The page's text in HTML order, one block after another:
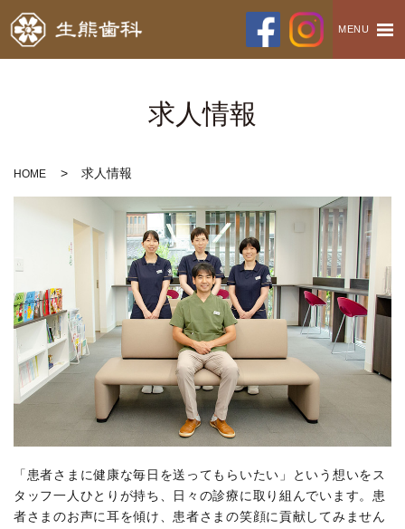
MENU
求人情報
HOME 求人情報
「患者さまに健康な毎日を送ってもらいたい」という想いをス
タッフ一人ひとりが持ち、日々の診療に取り組んでいます。患
者さまのお声に耳を傾け、患者さまの笑顔に貢献してみません